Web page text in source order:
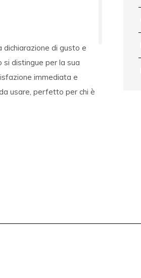
dichiarazione di gusto e
si distingue per la sua
immediata e
usare, perfetto per chi è